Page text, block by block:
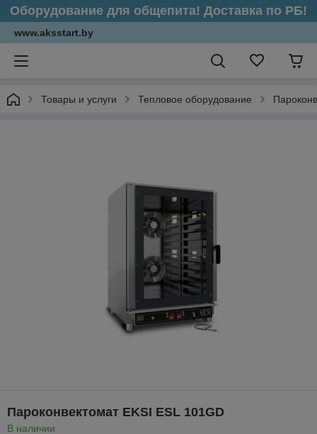
Оборудование для общепита! Доставка по РБ!
www.aksstart.by
Товары и услуги Тепловое оборудование
Пароконвектомат EKSI ESL 101GD
В наличии